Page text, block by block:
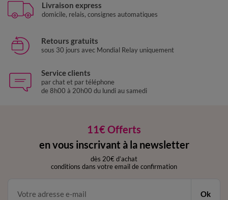
Livraison express
domicile, relais, consignes automatiques
Retours gratuits
sous 30 jours avec Mondial Relay uniquement
Service clients
par chat et par téléphone
de 8h00 à 20h00 du lundi au samedi
11€ Offerts
en vous inscrivant à la newsletter
dès 20€ d’achat
conditions dans votre email de confirmation
Ok